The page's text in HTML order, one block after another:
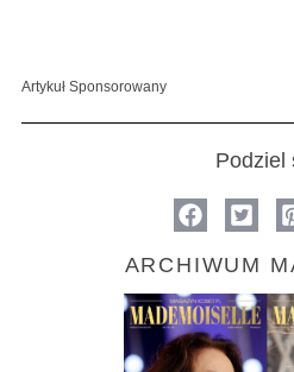
Artykuł Sponsorowany
Podziel
ARCHIWUM